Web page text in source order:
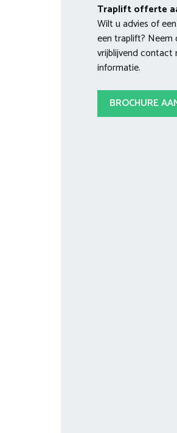
Traplift offerte
Wilt u advies of
een traplift? Neem
vrijblijvend
informatie.
BROCHURE